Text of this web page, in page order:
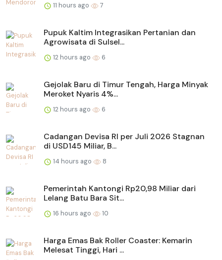
11 hours ago 7
Pupuk Kaltim Integrasikan Pertanian dan
Agrowisata di Sulsel...
12 hours ago 6
Gejolak Baru di Timur Tengah, Harga Minyak
Meroket Nyaris 4%...
12 hours ago 6
Cadangan Devisa RI per Juli 2026 Stagnan
di USD145 Miliar, B...
14 hours ago 8
Pemerintah Kantongi Rp20,98 Miliar dari
Lelang Batu Bara Sit...
16 hours ago 10
Harga Emas Bak Roller Coaster: Kemarin
Melesat Tinggi, Hari ...